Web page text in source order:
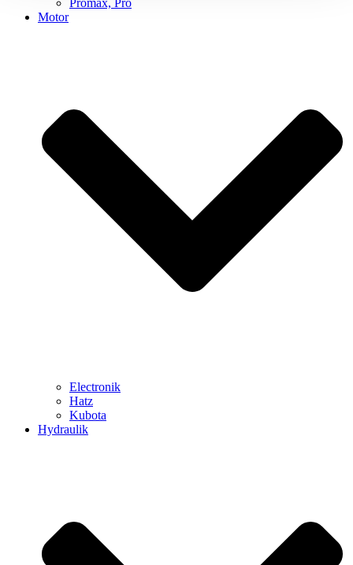
Motor
Electronik
Hatz
Kubota
Hydraulik